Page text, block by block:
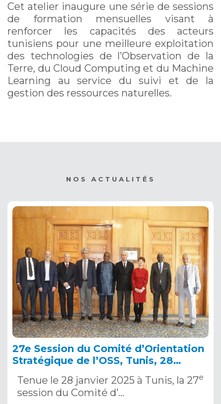
Cet atelier inaugure une série de sessions
de formation mensuelles visant à
renforcer les capacités des acteurs
tunisiens pour une meilleure exploitation
des technologies de l’Observation de la
Terre, du Cloud Computing et du Machine
Learning au service du suivi et de la
gestion des ressources naturelles.
NOS ACTUALITÉS
27e Session du Comité d’Orientation
Stratégique de l’OSS, Tunis, 28
Tenue le 28 janvier 2025 à Tunis, la 27e
session du Comité d’…